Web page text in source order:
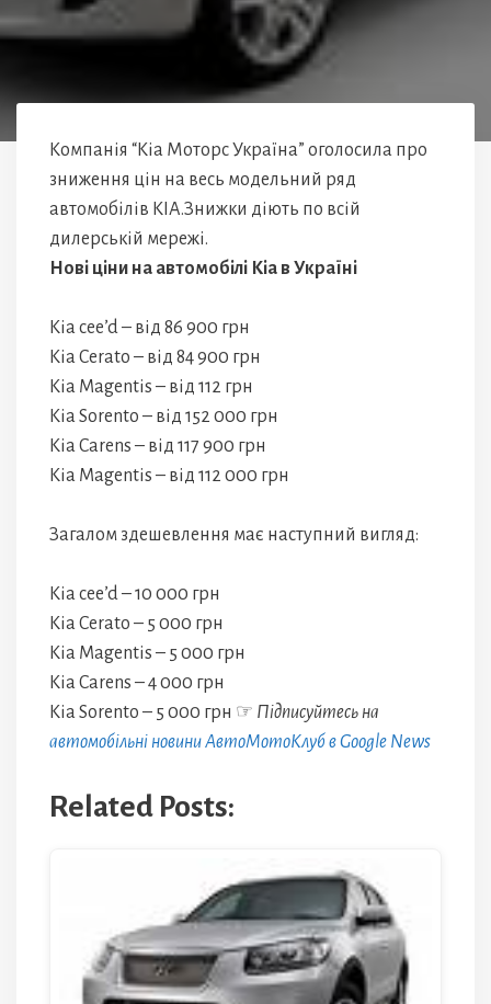
Компанія “Кіа Моторс Україна” оголосила про
зниження цін на весь модельний ряд
автомобілів КІА.Знижки діють по всій
дилерській мережі.
Нові ціни на автомобілі Кіа в Україні
Kia cee’d – від 86 900 грн
Kia Cerato – від 84 900 грн
Kia Magentis – від 112 грн
Kia Sorento – від 152 000 грн
Kia Carens – від 117 900 грн
Kia Magentis – від 112 000 грн
Загалом здешевлення має наступний вигляд:
Kia cee’d – 10 000 грн
Kia Cerato – 5 000 грн
Kia Magentis – 5 000 грн
Kia Carens – 4 000 грн
Kia Sorento – 5 000 грн ☞ Підписуйтесь на
автомобільні новини АвтоМотоКлуб в Google News
Related Posts: